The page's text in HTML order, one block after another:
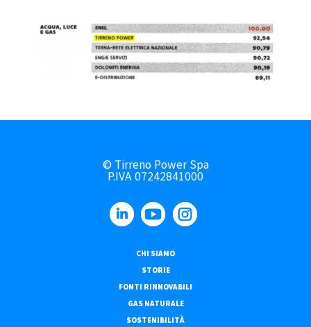
© Tirreno Power Spa
P.IVA 07242841000
CHI SIAMO
STORIE
FONTI RINNOVABILI
GAS NATURALE
SOSTENIBILITÀ